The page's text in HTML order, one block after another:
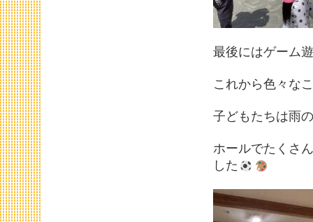
最後にはゲーム
これから色々な
子どもたちは雨
ホールでたくさ
した